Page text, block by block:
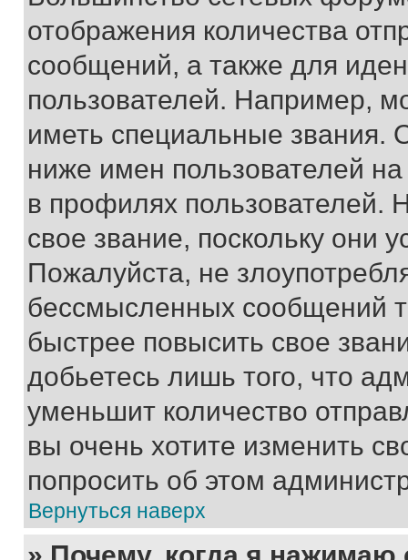
отображения количества
сообщений, а также для
пользователей. Например,
иметь специальные звания.
ниже имен пользователей
в профилях
свое звание, поскольку они
Пожалуйста, не
бессмысленных сообщений
быстрее повысить свое
добьетесь лишь того, что
уменьшит количество
вы очень хотите изменить
попросить об этом
Вернуться наверх